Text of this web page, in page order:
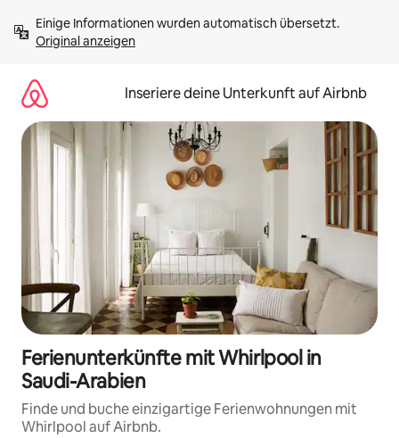
Inhalten
springenOriginal anzeigen
Inseriere deine Unterkunft auf Airbnb
Ferienunterkünfte mit Whirlpool in
Saudi-Arabien
Finde und buche einzigartige Ferienwohnungen mit
Whirlpool auf Airbnb.